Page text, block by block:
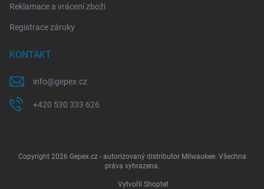
Reklamace a vrácení zboží
Registrace záruky
KONTAKT
info@gepex.cz
+420 530 333 626
Vytvořil Shoptet
Copyright 2026 Gepex.cz - autorizovaný distributor Milwaukee. Všechna
práva vyhrazena.